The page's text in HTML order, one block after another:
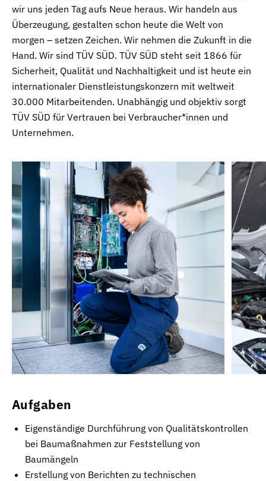
wir uns jeden Tag aufs Neue heraus. Wir handeln aus
Überzeugung, gestalten schon heute die Welt von
morgen – setzen Zeichen. Wir nehmen die Zukunft in die
Hand. Wir sind TÜV SÜD. TÜV SÜD steht seit 1866 für
Sicherheit, Qualität und Nachhaltigkeit und ist heute ein
internationaler Dienstleistungskonzern mit weltweit
30.000 Mitarbeitenden. Unabhängig und objektiv sorgt
TÜV SÜD für Vertrauen bei Verbraucher*innen und
Unternehmen.
Aufgaben
Eigenständige Durchführung von Qualitätskontrollen
bei Baumaßnahmen zur Feststellung von
Baumängeln
Erstellung von Berichten zu technischen